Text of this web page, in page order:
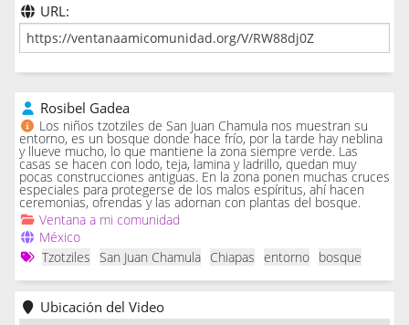
URL:
Rosibel Gadea
Los niños tzotziles de San Juan Chamula nos muestran su
entorno, es un bosque donde hace frío, por la tarde hay neblina
y llueve mucho, lo que mantiene la zona siempre verde. Las
casas se hacen con lodo, teja, lamina y ladrillo, quedan muy
pocas construcciones antiguas. En la zona ponen muchas cruces
especiales para protegerse de los malos espíritus, ahí hacen
ceremonias, ofrendas y las adornan con plantas del bosque.
Ventana a mi comunidad
México
Tzotziles
San Juan Chamula Chiapas entorno bosque
Ubicación del Video